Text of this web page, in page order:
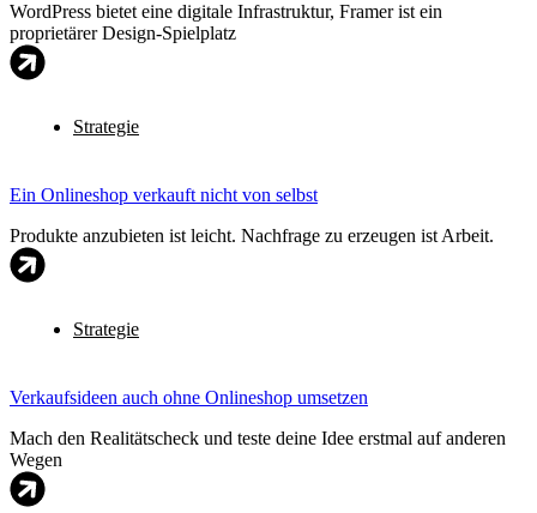
WordPress bietet eine digitale Infrastruktur, Framer ist ein
proprietärer Design-Spielplatz
Strategie
Ein Onlineshop verkauft nicht von selbst
Produkte anzubieten ist leicht. Nachfrage zu erzeugen ist Arbeit.
Strategie
Verkaufsideen auch ohne Onlineshop umsetzen
Mach den Realitätscheck und teste deine Idee erstmal auf anderen
Wegen